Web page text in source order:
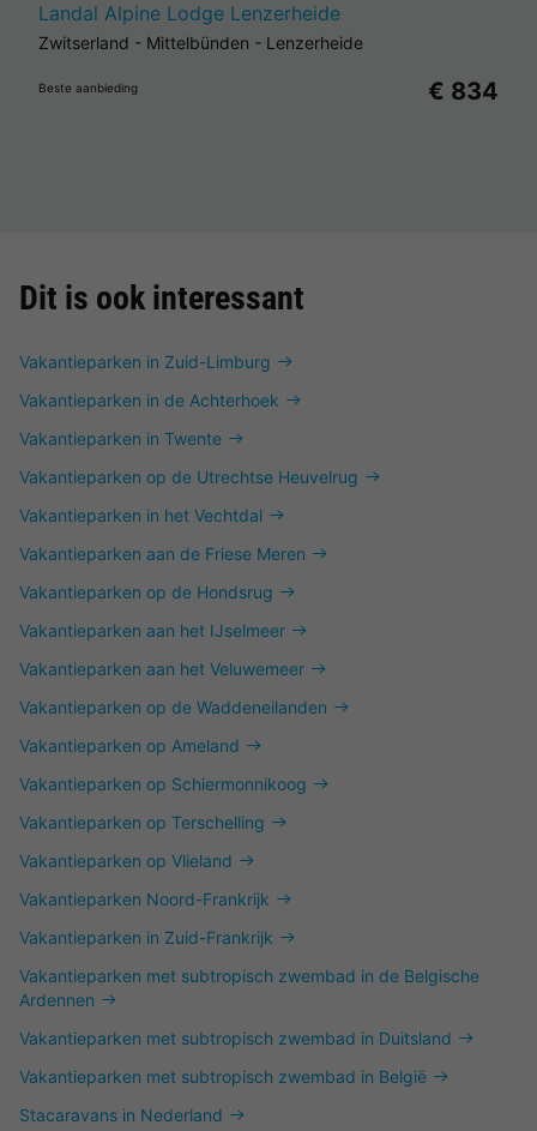
Landal Alpine Lodge Lenzerheide
Zwitserland - Mittelbünden - Lenzerheide
Beste aanbieding € 834
Dit is ook interessant
Vakantieparken in Zuid-Limburg
Vakantieparken in de Achterhoek
Vakantieparken in Twente
Vakantieparken op de Utrechtse Heuvelrug
Vakantieparken in het Vechtdal
Vakantieparken aan de Friese Meren
Vakantieparken op de Hondsrug
Vakantieparken aan het IJselmeer
Vakantieparken aan het Veluwemeer
Vakantieparken op de Waddeneilanden
Vakantieparken op Ameland
Vakantieparken op Schiermonnikoog
Vakantieparken op Terschelling
Vakantieparken op Vlieland
Vakantieparken Noord-Frankrijk
Vakantieparken in Zuid-Frankrijk
Vakantieparken met subtropisch zwembad in de Belgische
Ardennen
Vakantieparken met subtropisch zwembad in Duitsland
Vakantieparken met subtropisch zwembad in België
Stacaravans in Nederland